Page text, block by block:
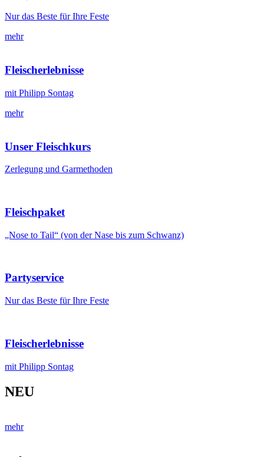
Nur das Beste für Ihre Feste
mehr
Fleischerlebnisse
mit Philipp Sontag
mehr
Unser Fleischkurs
Zerlegung und Garmethoden
Fleischpaket
„Nose to Tail“ (von der Nase bis zum Schwanz)
Partyservice
Nur das Beste für Ihre Feste
Fleischerlebnisse
mit Philipp Sontag
NEU
mehr